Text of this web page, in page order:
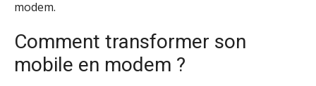
modem.
Comment transformer son
mobile en modem ?